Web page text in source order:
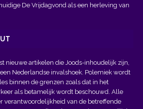
De Vrijdagvond als een herleving van
nieuwe artikelen die Joods-inhoudelijk zijn,
Nederlandse invalshoek. Polemiek wordt
binnen de grenzen zoals dat in het
als betamelijk wordt beschouwd. Alle
verantwoordelijkheid van de betreffende